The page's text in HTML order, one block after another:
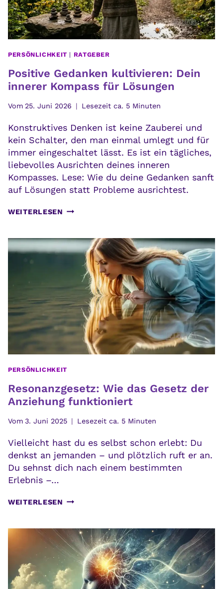
PERSÖNLICHKEIT | RATGEBER
Positive Gedanken kultivieren: Dein
innerer Kompass für Lösungen
Vom 25. Juni 2026 Lesezeit ca. 5 Minuten
Konstruktives Denken ist keine Zauberei und
kein Schalter, den man einmal umlegt und für
immer eingeschaltet lässt. Es ist ein tägliches,
liebevolles Ausrichten deines inneren
Kompasses. Lese: Wie du deine Gedanken sanft
auf Lösungen statt Probleme ausrichtest.
WEITERLESEN POSITIVE
DEIN
INNERER
KOMPASS
LÖSUNGEN
PERSÖNLICHKEIT
Resonanzgesetz: Wie das Gesetz der
Anziehung funktioniert
Vom 3. Juni 2025 Lesezeit ca. 5 Minuten
Vielleicht hast du es selbst schon erlebt: Du
denkst an jemanden – und plötzlich ruft er an.
Du sehnst dich nach einem bestimmten
Erlebnis –…
WEITERLESEN RESONANZGESETZ:
GESETZ
DER
ANZIEHUNG
FUNKTIONIERT